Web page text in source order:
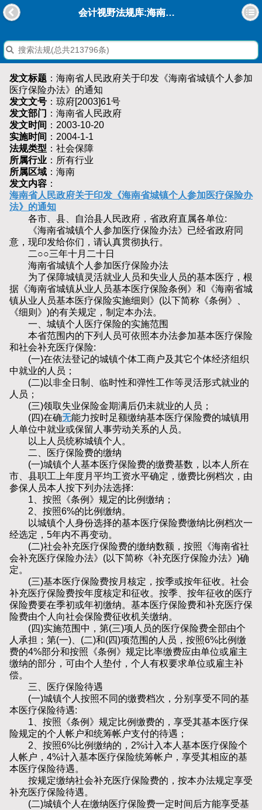
会计视野法规库:海南省人民政府关于印发《海南省城镇个人参加医疗保险办法》的通知
发文标题 ：海南省人民政府关于印发《海南省城镇个人参加
医疗保险办法》的通知
发文文号 ：琼府[2003]61号
发文部门 ：海南省人民政府
发文时间 ：2003-10-20
实施时间 ：2004-1-1
法规类型 ：社会保障
所属行业 ：所有行业
所属区域 ：海南
发文内容 ：
海南省人民政府关于印发《海南省城镇个人参加医疗保险办
法》的通知
各市、县、自治县人民政府，省政府直属各单位:
《海南省城镇个人参加医疗保险办法》已经省政府同
意，现印发给你们，请认真贯彻执行。
二○○三年十月二十日
海南省城镇个人参加医疗保险办法
为了保障城镇灵活就业人员和失业人员的基本医疗，根
据《海南省城镇从业人员基本医疗保险条例》和《海南省城
镇从业人员基本医疗保险实施细则》(以下简称《条例》、
《细则》)的有关规定，制定本办法。
一、城镇个人医疗保险的实施范围
本省范围内的下列人员可依照本办法参加基本医疗保险
和社会补充医疗保险:
(一)在依法登记的城镇个体工商户及其它个体经济组织
中就业的人员；
(二)以非全日制、临时性和弹性工作等灵活形式就业的
人员；
(三)领取失业保险金期满后仍未就业的人员；
(四)在确无能力按时足额缴纳基本医疗保险费的城镇用
人单位中就业或保留人事劳动关系的人员。
以上人员统称城镇个人。
二、医疗保险费的缴纳
(一)城镇个人基本医疗保险费的缴费基数，以本人所在
市、县职工上年度月平均工资水平确定，缴费比例档次，由
参保人员本人按下列办法选择:
1、按照《条例》规定的比例缴纳；
2、按照6%的比例缴纳。
以城镇个人身份选择的基本医疗保险费缴纳比例档次一
经选定，5年内不再变动。
(二)社会补充医疗保险费的缴纳数额，按照《海南省社
会补充医疗保险办法》(以下简称《补充医疗保险办法》)确
定。
(三)基本医疗保险费按月核定，按季或按年征收。社会
补充医疗保险费按年度核定和征收。按季、按年征收的医疗
保险费要在季初或年初缴纳。基本医疗保险费和补充医疗保
险费由个人向社会保险费征收机关缴纳。
(四)实施范围中，第(三)项人员的医疗保险费全部由个
人承担；第(一)、(二)和(四)项范围的人员，按照6%比例缴
费的4%部分和按照《条例》规定比率缴费应由单位或雇主
缴纳的部分，可由个人垫付，个人有权要求单位或雇主补
偿。
三、医疗保险待遇
(一)城镇个人按照不同的缴费档次，分别享受不同的基
本医疗保险待遇:
1、按照《条例》规定比例缴费的，享受其基本医疗保
险规定的个人帐户和统筹帐户支付的待遇；
2、按照6%比例缴纳的，2%计入本人基本医疗保险个
人帐户，4%计入基本医疗保险统筹帐户，享受其相应的基
本医疗保险待遇。
按规定缴纳社会补充医疗保险费的，按本办法规定享受
补充医疗保险待遇。
(二)城镇个人在缴纳医疗保险费一定时间后方能享受基